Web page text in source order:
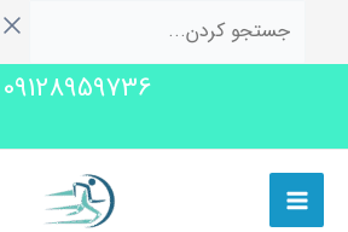
09128959736
Main